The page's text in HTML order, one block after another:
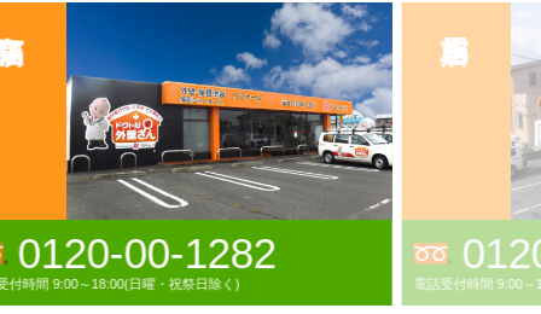
0120-788-786
付時間 9:00～18:00年中無休(GW,お盆,年末年始休業) 電話受付時間 9:00